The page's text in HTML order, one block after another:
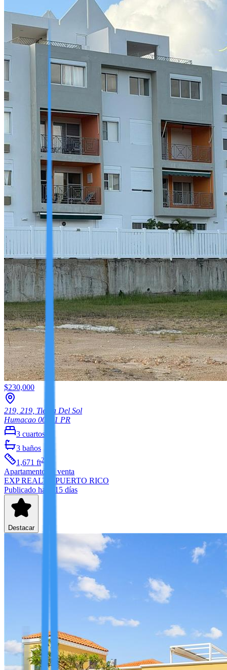
$230,000
219, 219, Tierra Del Sol
Humacao 00791 PR
3 cuartos
3 baños
1,671 ft2
Apartamento
en venta
EXP REALTY PUERTO RICO
Publicado hace 15 días
Destacar